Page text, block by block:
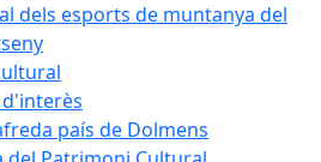
dels esports de muntanya del
d'interès
país de Dolmens